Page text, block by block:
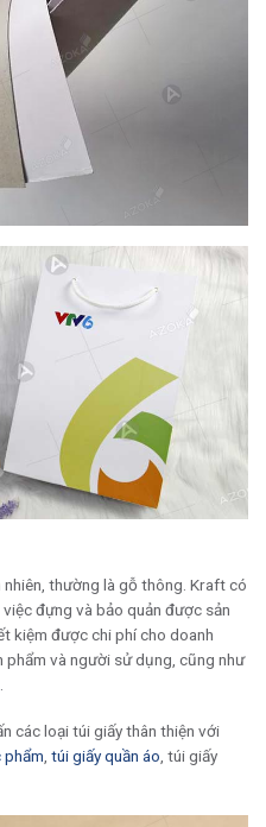
thường là gỗ thông. Kraft có
đựng và bảo quản được sản
kiệm được chi phí cho doanh
phẩm và người sử dụng, cũng như
các loại túi giấy thân thiện với
túi giấy quần áo , túi giấy